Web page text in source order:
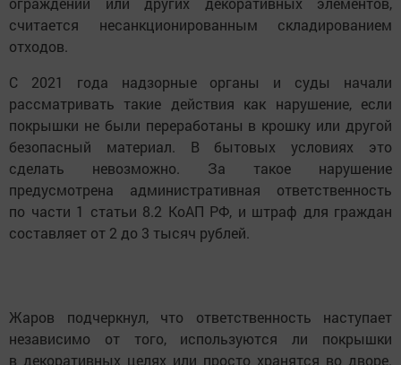
считается несанкционированным складированием
отходов.
С 2021 года надзорные органы и суды начали
рассматривать такие действия как нарушение, если
покрышки не были переработаны в крошку или другой
безопасный материал. В бытовых условиях это
сделать невозможно. За такое нарушение
предусмотрена административная ответственность
по части 1 статьи 8.2 КоАП РФ, и штраф для граждан
составляет от 2 до 3 тысяч рублей.
Жаров подчеркнул, что ответственность наступает
независимо от того, используются ли покрышки
в декоративных целях или просто хранятся во дворе.